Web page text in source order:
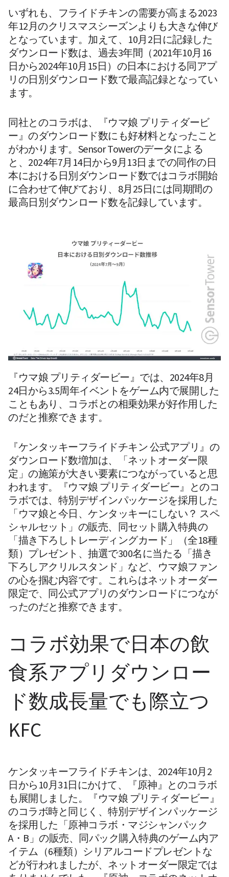
いずれも、フライドチキンの需要が高まる2023
年12月のクリスマスシーズンよりも大きな伸び
となっています。加えて、10月2日に記録した
ダウンロード数は、過去3年間（2021年10月16
日から2024年10月15日）の日本における同アプ
リの日別ダウンロード数で最高記録となってい
ます。
同社とのコラボは、『ウマ娘 プリティダービ
ー』のダウンロード数にも好材料となったこと
がわかります。Sensor Towerのデータによる
と、2024年7月14日から9月13日までの同作の日
本における日別ダウンロード数ではコラボ開始
に合わせて伸びており、8月25日には同期間の
最高日別ダウンロード数を記録しています。
『ウマ娘 プリティダービー』では、2024年8月
24日から3.5周年イベントをゲーム内で展開した
こともあり、コラボとの相乗効果が好作用した
のだと推察できます。
『ケンタッキーフライドチキン 公式アプリ』の
ダウンロード数増加は、「ネットオーダー限
定」の施策が大きい要素につながっていると思
われます。『ウマ娘 プリティダービー』とのコ
ラボでは、特別デザインパッケージを採用した
「ウマ娘と今日、ケンタッキーにしない？ スペ
シャルセット」の販売、同セット購入特典の
「描き下ろしトレーディングカード」（全18種
類）プレゼント、抽選で300名に当たる「描き
下ろしアクリルスタンド」など、ウマ娘ファン
の心を掴む内容です。これらはネットオーダー
限定で、同公式アプリのダウンロードにつなが
ったのだと推察できます。
コラボ効果で日本の飲
食系アプリダウンロー
ド数成長量でも際立つ
KFC
ケンタッキーフライドチキンは、2024年10月2
日から10月31日にかけて、『原神』とのコラボ
も展開しました。『ウマ娘 プリティダービー』
のコラボ時と同じく、特別デザインパッケージ
を採用した「原神コラボ・マジシャンパック
A・B」の販売、同パック購入特典のゲーム内ア
イテム（6種類）シリアルコードプレゼントな
どが行われましたが、ネットオーダー限定では